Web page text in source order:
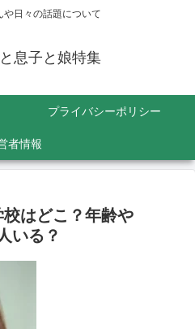
や日々の話題について
息子と娘特集
プライバシーポリシー
者情報
はどこ？年齢や
いる？